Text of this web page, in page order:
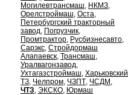
Могилевтрансмаш, НКМЗ,
Орелстроймаш, Оста,
Петербургский тракторный
завод, Погрузчик,
Промтрактор, Русбизнесавто,
Сарэкс, Стройдормаш
Алапаевск, Трансмаш,
Уралвагонзавод,
Ухтагазстроймаш, Харьковский
ТЗ, Челпром, ЧЗПТ, ЧСДМ ,
ЧТЗ, ЭКСКО, Юрмаш